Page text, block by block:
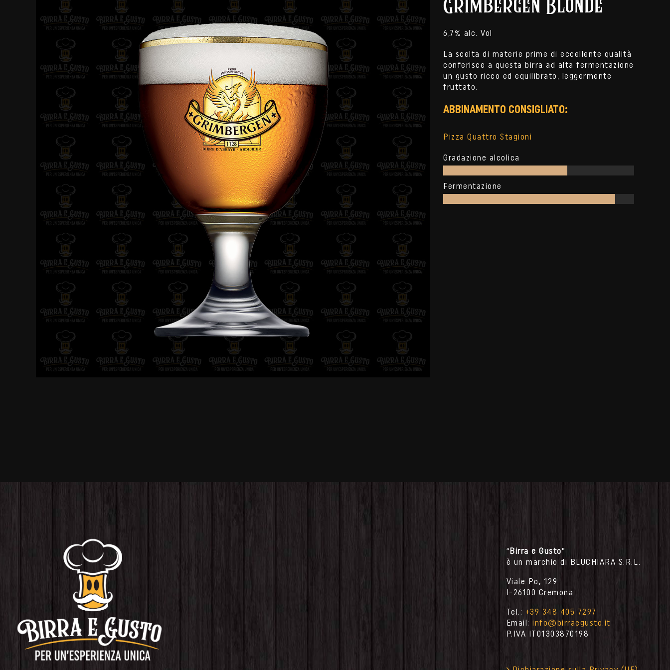
Image
6,7% alc. Vol
La scelta di materie prime di eccellente qualità
conferisce a questa birra ad alta fermentazione
un gusto ricco ed equilibrato, leggermente
fruttato.
ABBINAMENTO CONSIGLIATO:
Pizza Quattro Stagioni
Gradazione alcolica
Fermentazione
“Birra e Gusto”
è un marchio di BLUCHIARA S.R.L.
Viale Po, 129
I-26100 Cremona
Tel.: +39 348 405 7297
Email: info@birraegusto.it
P.IVA IT01303870198